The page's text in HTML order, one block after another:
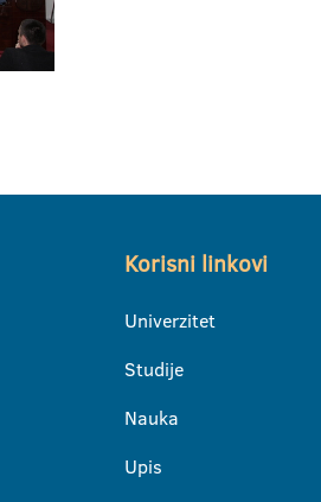
Korisni linkovi
Univerzitet
Studije
Nauka
Upis